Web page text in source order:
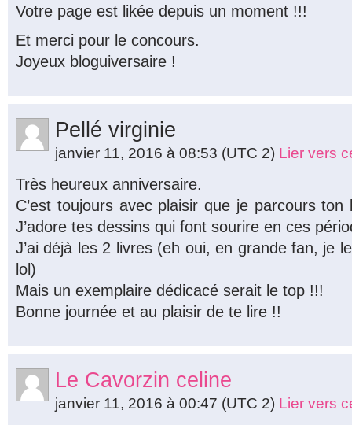
Votre page est likée depuis un moment !!!
Et merci pour le concours.
Joyeux bloguiversaire !
Pellé virginie
janvier 11, 2016 à 08:53 (UTC 2) Lier vers
Très heureux anniversaire.
C’est toujours avec plaisir que je parcours
J’adore tes dessins qui font sourire en ces
J’ai déjà les 2 livres (eh oui, en grande fan, je
lol)
Mais un exemplaire dédicacé serait le top !!!
Bonne journée et au plaisir de te lire !!
Le Cavorzin celine
janvier 11, 2016 à 00:47 (UTC 2) Lier vers